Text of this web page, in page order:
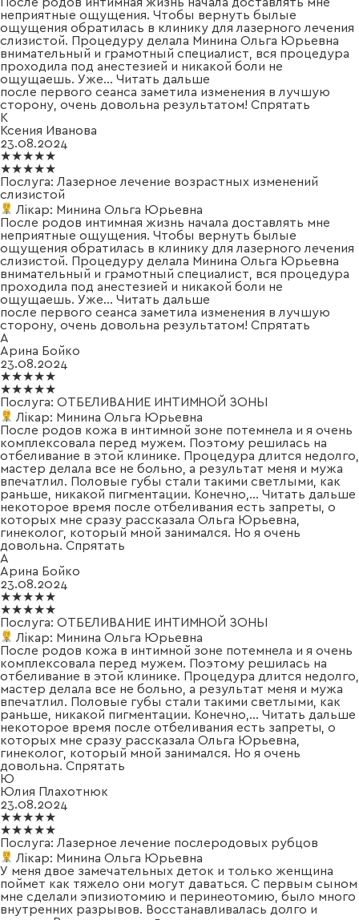
неприятные ощущения. Чтобы вернуть былые
ощущения обратилась в клинику для лазерного лечения
слизистой. Процедуру делала Минина Ольга Юрьевна
внимательный и грамотный специалист, вся процедура
проходила под анестезией и никакой боли не
ощущаешь. Уже... Читать дальше
после первого сеанса заметила изменения в лучшую
сторону, очень довольна результатом! Спрятать
К
Ксения Иванова
23.08.2024
★★★★★
★★★★★
Послуга: Лазерное лечение возрастных изменений
слизистой
Лікар: Минина Ольга Юрьевна
После родов интимная жизнь начала доставлять мне
неприятные ощущения. Чтобы вернуть былые
ощущения обратилась в клинику для лазерного лечения
слизистой. Процедуру делала Минина Ольга Юрьевна
внимательный и грамотный специалист, вся процедура
проходила под анестезией и никакой боли не
ощущаешь. Уже... Читать дальше
после первого сеанса заметила изменения в лучшую
сторону, очень довольна результатом! Спрятать
А
Арина Бойко
23.08.2024
★★★★★
★★★★★
Послуга: ОТБЕЛИВАНИЕ ИНТИМНОЙ ЗОНЫ
Лікар: Минина Ольга Юрьевна
После родов кожа в интимной зоне потемнела и я очень
комплексовала перед мужем. Поэтому решилась на
отбеливание в этой клинике. Процедура длится недолго,
мастер делала все не больно, а результат меня и мужа
впечатлил. Половые губы стали такими светлыми, как
раньше, никакой пигментации. Конечно,... Читать дальше
некоторое время после отбеливания есть запреты, о
которых мне сразу рассказала Ольга Юрьевна,
гинеколог, который мной занимался. Но я очень
довольна. Спрятать
А
Арина Бойко
23.08.2024
★★★★★
★★★★★
Послуга: ОТБЕЛИВАНИЕ ИНТИМНОЙ ЗОНЫ
Лікар: Минина Ольга Юрьевна
После родов кожа в интимной зоне потемнела и я очень
комплексовала перед мужем. Поэтому решилась на
отбеливание в этой клинике. Процедура длится недолго,
мастер делала все не больно, а результат меня и мужа
впечатлил. Половые губы стали такими светлыми, как
раньше, никакой пигментации. Конечно,... Читать дальше
некоторое время после отбеливания есть запреты, о
которых мне сразу рассказала Ольга Юрьевна,
гинеколог, который мной занимался. Но я очень
довольна. Спрятать
Ю
Юлия Плахотнюк
23.08.2024
★★★★★
★★★★★
Послуга: Лазерное лечение послеродовых рубцов
Лікар: Минина Ольга Юрьевна
У меня двое замечательных деток и только женщина
поймет как тяжело они могут даваться. С первым сыном
мне сделали эпизиотомию и перинеотомию, было много
внутренних разрывов. Восстанавливалась долго и